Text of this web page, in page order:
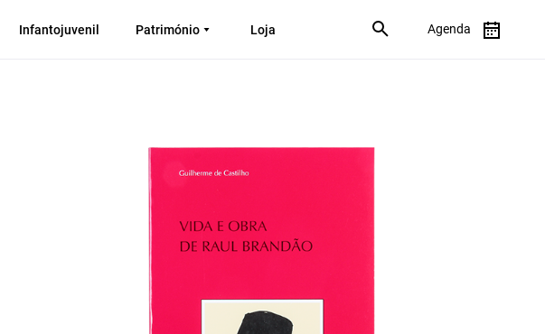
Infantojuvenil Património Loja Agenda